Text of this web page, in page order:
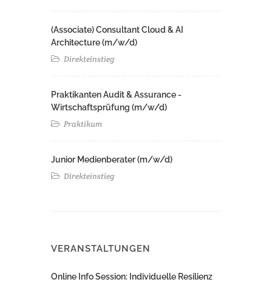
(Associate) Consultant Cloud & AI
Architecture (m/w/d)​ ​
Direkteinstieg
Praktikanten Audit & Assurance -
Wirtschaftsprüfung (m/w/d)
Praktikum
Junior Medienberater (m/w/d)
Direkteinstieg
VERANSTALTUNGEN
Online Info Session: Individuelle Resilienz